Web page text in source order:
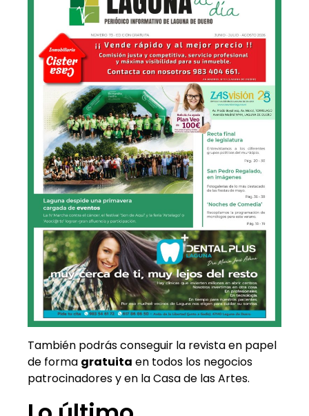
También podrás conseguir la revista en papel
de forma gratuita en todos los negocios
patrocinadores y en la Casa de las Artes.